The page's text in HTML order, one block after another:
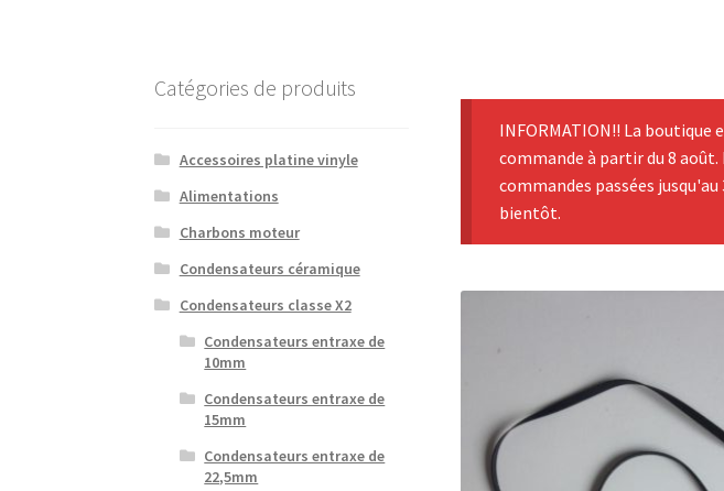
INFORMATION!! La boutique
commande à partir du 8
commandes passées
bientôt.
Catégories de produits
Accessoires platine vinyle
Alimentations
Charbons moteur
Condensateurs céramique
Condensateurs classe X2
Condensateurs entraxe de
10mm
Condensateurs entraxe de
15mm
Condensateurs entraxe de
22,5mm